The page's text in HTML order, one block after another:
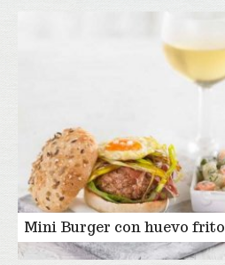
Mini Burger con huevo frito